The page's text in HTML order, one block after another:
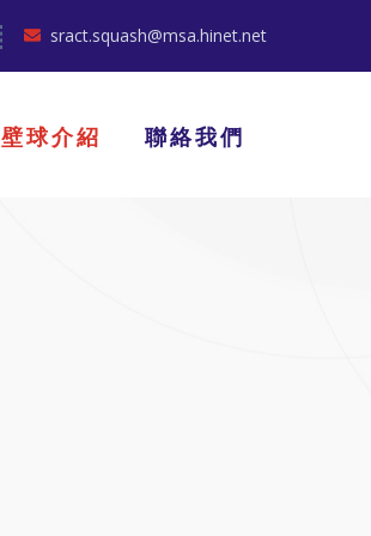
sract.squash@msa.hinet.net
壁球介紹 聯絡我們